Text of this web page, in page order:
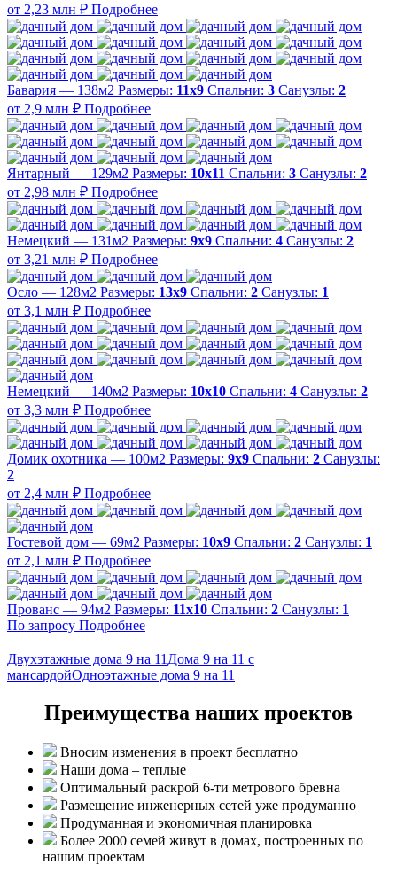
от 2,23 млн ₽ Подробнее
Бавария — 138м2 Размеры: 11х9 Спальни: 3 Санузлы: 2
от 2,9 млн ₽ Подробнее
Янтарный — 129м2 Размеры: 10х11 Спальни: 3 Санузлы: 2
от 2,98 млн ₽ Подробнее
Немецкий — 131м2 Размеры: 9х9 Спальни: 4 Санузлы: 2
от 3,21 млн ₽ Подробнее
Осло — 128м2 Размеры: 13х9 Спальни: 2 Санузлы: 1
от 3,1 млн ₽ Подробнее
Немецкий — 140м2 Размеры: 10х10 Спальни: 4 Санузлы: 2
от 3,3 млн ₽ Подробнее
Домик охотника — 100м2 Размеры: 9х9 Спальни: 2 Санузлы:
2
от 2,4 млн ₽ Подробнее
Гостевой дом — 69м2 Размеры: 10х9 Спальни: 2 Санузлы: 1
от 2,1 млн ₽ Подробнее
Прованс — 94м2 Размеры: 11х10 Спальни: 2 Санузлы: 1
По запросу Подробнее
Двухэтажные дома 9 на 11 Дома 9 на 11 с
мансардойОдноэтажные дома 9 на 11
Преимущества наших проектов
Вносим изменения в проект бесплатно
Наши дома – теплые
Оптимальный раскрой 6-ти метрового бревна
Размещение инженерных сетей уже продуманно
Продуманная и экономичная планировка
Более 2000 семей живут в домах, построенных по
нашим проектам